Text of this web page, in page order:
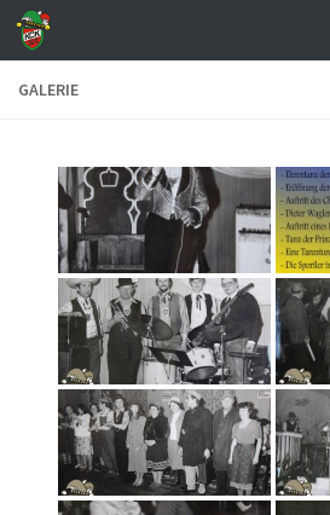
Zum Inhalt springen
GALERIE